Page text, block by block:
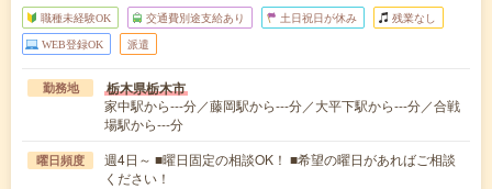
職種未経験OK 交通費別途支給あり 土日祝日が休み 残業なし
WEB登録OK 派遣
勤務地 栃木県栃木市
家中駅から---分／藤岡駅から---分／大平下駅から---分／合戦
場駅から---分
曜日頻度
週4日～ ■曜日固定の相談OK！ ■希望の曜日があればご相談
ください！